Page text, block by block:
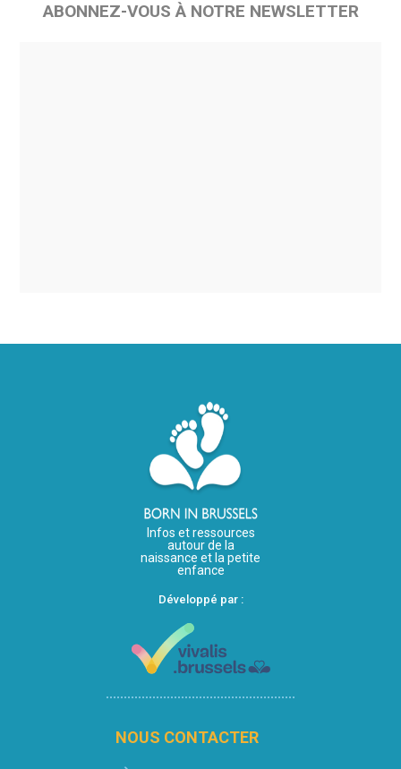
ABONNEZ-VOUS À NOTRE NEWSLETTER
Infos et ressources
autour de la
naissance et la petite
enfance
Développé par :
NOUS CONTACTER